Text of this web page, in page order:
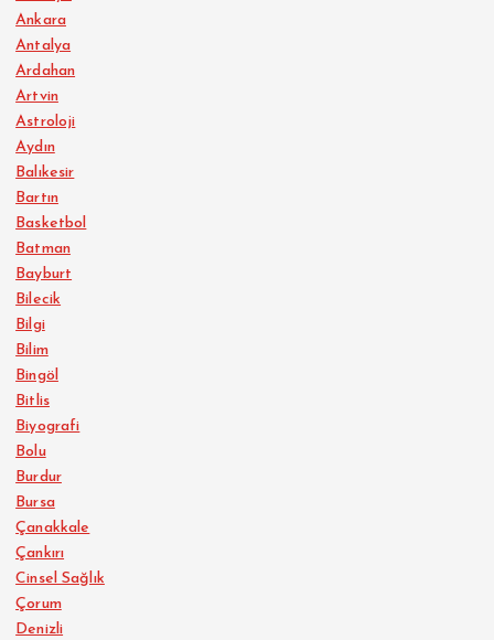
Ankara
Antalya
Ardahan
Artvin
Astroloji
Aydın
Balıkesir
Bartın
Basketbol
Batman
Bayburt
Bilecik
Bilgi
Bilim
Bingöl
Bitlis
Biyografi
Bolu
Burdur
Bursa
Çanakkale
Çankırı
Cinsel Sağlık
Çorum
Denizli